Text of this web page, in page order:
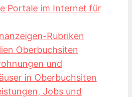
Portale im Internet für
Rubriken
Oberbuchsiten
und
in Oberbuchsiten
Jobs und